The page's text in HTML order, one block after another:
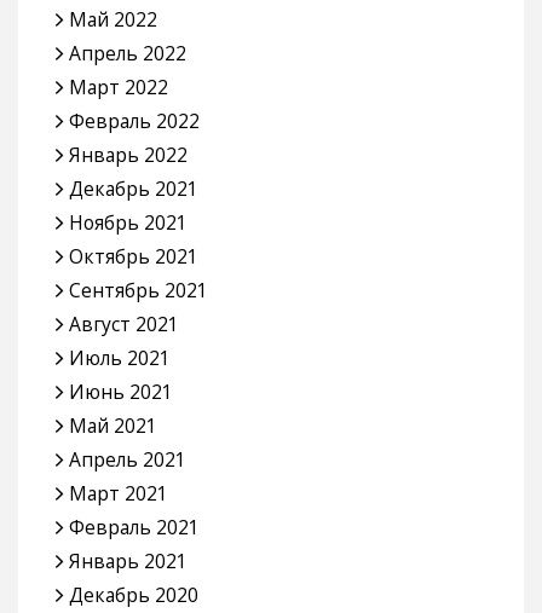
Май 2022
Апрель 2022
Март 2022
Февраль 2022
Январь 2022
Декабрь 2021
Ноябрь 2021
Октябрь 2021
Сентябрь 2021
Август 2021
Июль 2021
Июнь 2021
Май 2021
Апрель 2021
Март 2021
Февраль 2021
Январь 2021
Декабрь 2020